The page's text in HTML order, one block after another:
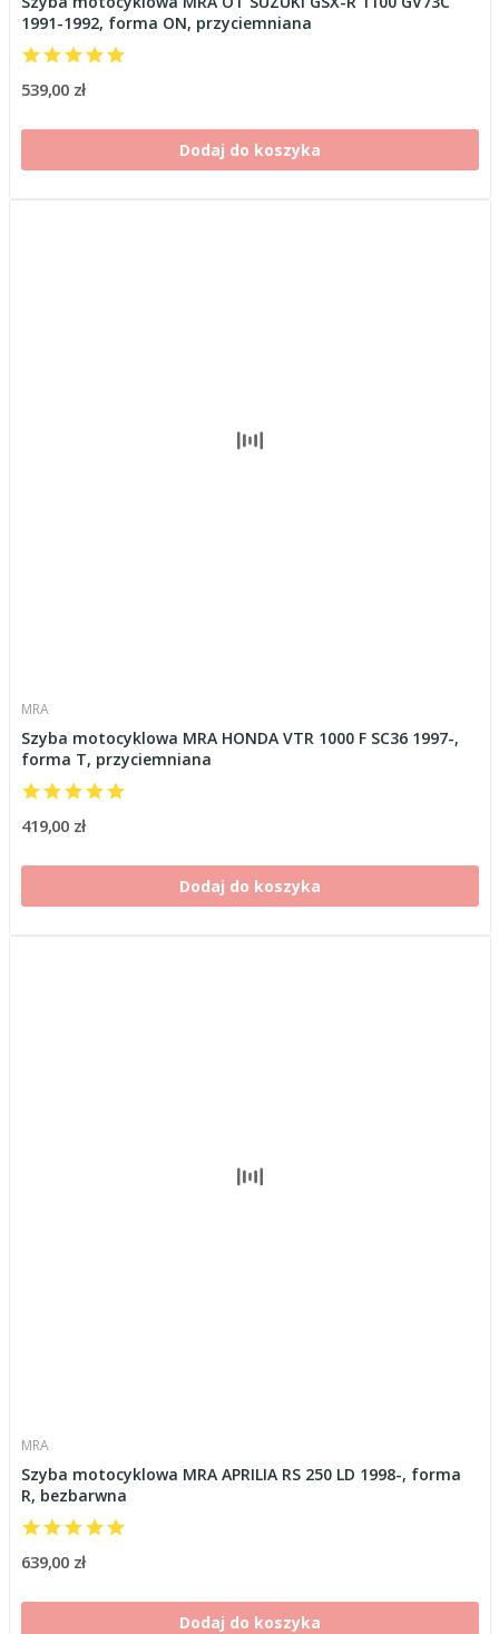
1991-1992, forma ON, przyciemniana
539,00 zł
Dodaj do koszyka
MRA
Szyba motocyklowa MRA HONDA VTR 1000 F SC36 1997-,
forma T, przyciemniana
419,00 zł
Dodaj do koszyka
MRA
Szyba motocyklowa MRA APRILIA RS 250 LD 1998-, forma
R, bezbarwna
639,00 zł
Dodaj do koszyka